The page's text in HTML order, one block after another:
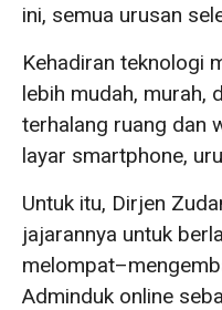
ini, semua urusan
Kehadiran teknologi
lebih mudah, murah,
terhalang ruang dan
layar smartphone,
Untuk itu, Dirjen
jajarannya untuk
Adminduk online